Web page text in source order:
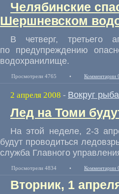
Челябинские
Шершневском
В четверг, третьего
по предупреждению
водохранилище.
Просмотрели 4765 • Комментарии
2 апреля 2008 - Вокруг
Лед на Томи
На этой неделе, 2-3
будут проводиться
служба Главного
Просмотрели 4834 • Комментарии
Вторник, 1